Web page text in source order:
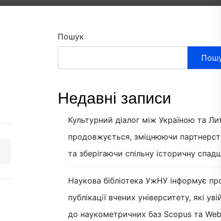
Пошук
Недавні записи
Культурний діалог між Україною та
продовжується, зміцнюючи
та зберігаючи спільну історичну
Наукова бібліотека УжНУ інформує
публікації вчених університету, які
до наукометричних баз Scopus та